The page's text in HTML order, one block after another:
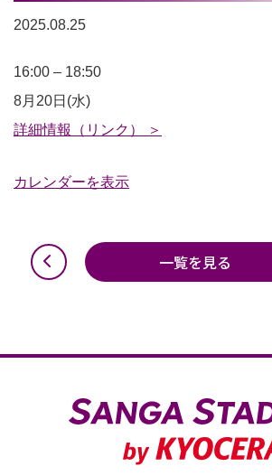
2025.08.25
プ
ロ
グ
ミ
～/17:00
16:00 – 18:50
8月20日(水)
詳細情報（リンク） ＞
カレンダーを表示
一覧を見る